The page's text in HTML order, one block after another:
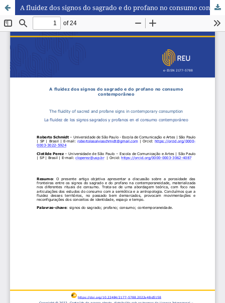
A fluidez dos signos do sagrado e do profano no consumo contemporâneo